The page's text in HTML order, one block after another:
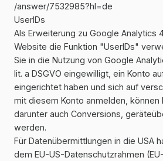
/answer/7532985?hl=de
UserIDs
Als Erweiterung zu Google Analytics
Website die Funktion "UserIDs"
Sie in die Nutzung von Google
lit. a DSGVO eingewilligt, ein Konto
eingerichtet haben und sich auf
mit diesem Konto anmelden, können
darunter auch Conversions,
werden.
Für Datenübermittlungen in die USA
dem EU-US-Datenschutzrahmen